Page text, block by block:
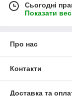
Сьогодні
Показати
Про нас
Контакти
Доставка та